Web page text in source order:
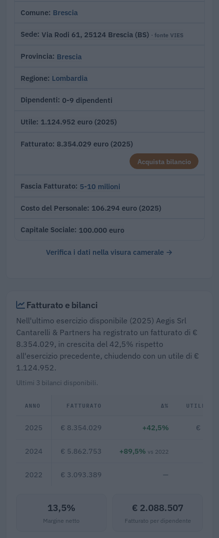
Comune Brescia
Sede Via Rodi 61, 25124 Brescia (BS) · fonte VIES
Provincia Brescia
Regione Lombardia
Dipendenti 0-9 dipendenti
Utile 1.124.952 euro (2025)
Fatturato 8.354.029 euro (2025)
Acquista bilancio
Fascia Fatturato 5-10 milioni
Costo del Personale 106.294 euro (2025)
Capitale Sociale 100.000 euro
Verifica i dati nella visura camerale →
Fatturato e bilanci
Nell'ultimo esercizio disponibile (2025) Aegis Srl
Cantarelli & Partners ha registrato un fatturato di €
8.354.029, in crescita del 42,5% rispetto
all'esercizio precedente, chiudendo con un utile di €
1.124.952.
Ultimi 3 bilanci disponibili.
ANNO FATTURATO Δ% UTILE/
2025 € 8.354.029 +42,5% €
2024 € 5.862.753 +89,5% vs 2022
2022 € 3.093.389 —
13,5%
Margine netto
€ 2.088.507
Fatturato per dipendente